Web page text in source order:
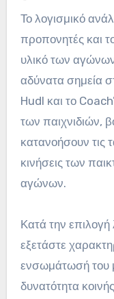
Το λογισμικό
προπονητές και
υλικό των
αδύνατα σημεία
Hudl και το
των παιχνιδιών,
κατανοήσουν τις
κινήσεις των
αγώνων.
Κατά την επιλογή
εξετάστε
ενσωμάτωσή του
δυνατότητα